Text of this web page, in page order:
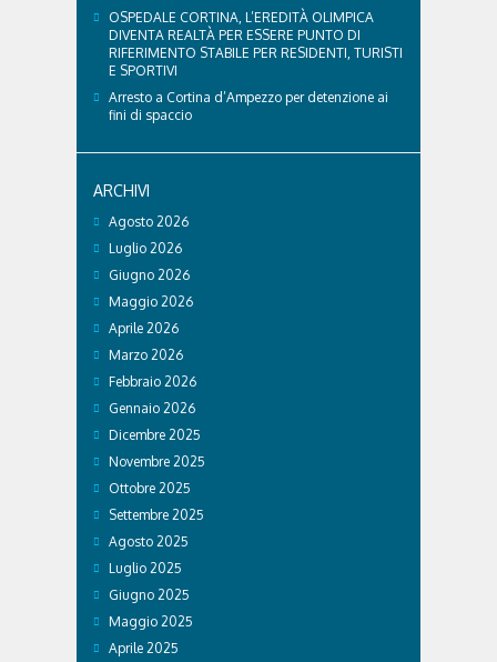
OSPEDALE CORTINA, L’EREDITÀ OLIMPICA
DIVENTA REALTÀ PER ESSERE PUNTO DI
RIFERIMENTO STABILE PER RESIDENTI, TURISTI
E SPORTIVI
Arresto a Cortina d’Ampezzo per detenzione ai
fini di spaccio
ARCHIVI
Agosto 2026
Luglio 2026
Giugno 2026
Maggio 2026
Aprile 2026
Marzo 2026
Febbraio 2026
Gennaio 2026
Dicembre 2025
Novembre 2025
Ottobre 2025
Settembre 2025
Agosto 2025
Luglio 2025
Giugno 2025
Maggio 2025
Aprile 2025